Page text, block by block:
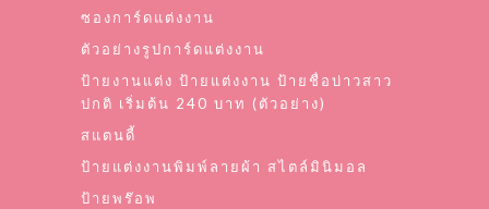
ซองการ์ดแต่งงาน
ตัวอย่างรูปการ์ดแต่งงาน
ป้ายงานแต่ง ป้ายแต่งงาน ป้ายชื่อบ่าวสาว
ปกติ เริ่มต้น 240 บาท (ตัวอย่าง)
สแตนดี้
ป้ายแต่งงานพิมพ์ลายผ้า สไตล์มินิมอล
ป้ายพร๊อพ